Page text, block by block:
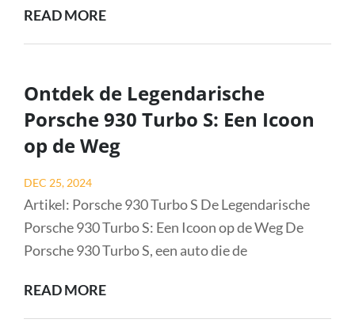
READ MOREONTDEK
VAN
LIDMAATSCHAP:
SAMEN
STERKER
Ontdek de Legendarische
Porsche 930 Turbo S: Een Icoon
op de Weg
Posted
on
DEC 25, 2024
Artikel: Porsche 930 Turbo S De Legendarische
Porsche 930 Turbo S: Een Icoon op de Weg De
Porsche 930 Turbo S, een auto die de
READ MOREONTDEK